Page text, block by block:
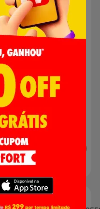
Hambúrguer Bovino
Frimesa 90g
R$ 2,99
Adicionar